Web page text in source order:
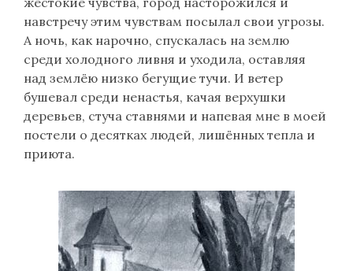
навстречу этим чувствам посылал свои угрозы.
А ночь, как нарочно, спускалась на землю
среди холодного ливня и уходила, оставляя
над землёю низко бегущие тучи. И ветер
бушевал среди ненастья, качая верхушки
деревьев, стуча ставнями и напевая мне в моей
постели о десятках людей, лишённых тепла и
приюта.